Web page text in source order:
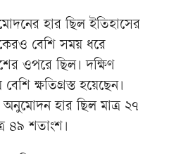
হার ছিল ইতিহাসের
বেশি সময় ধরে
ওপরে ছিল। দক্ষিণ
বেশি ক্ষতিগ্রস্ত হয়েছেন।
হার ছিল মাত্র ২৭
৪৯ শতাংশ।